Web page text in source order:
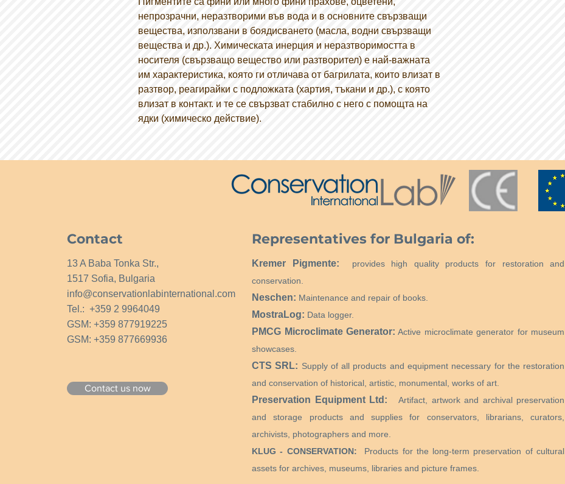
непрозрачни, неразтворими във вода и в основните свързващи
вещества, използвани в боядисването (масла, водни свързващи
вещества и др.). Химическата инерция и неразтворимостта в
носителя (свързващо вещество или разтворител) е най-важната
им характеристика, която ги отличава от багрилата, които влизат в
разтвор, реагирайки с подложката (хартия, тъкани и др.), с която
влизат в контакт. и те се свързват стабилно с него с помощта на
ядки (химическо действие).
Contact
13 A Baba Tonka Str.,
1517 Sofia, Bulgaria
info@conservationlabinternational.com
Tel.: +359 2 9964049
GSM: +359 877919225
GSM: +359 877669936
Contact us now
Representatives for Bulgaria of:
Kremer Pigmente:
provides high quality products for restoration and
conservation.
Neschen: Maintenance and repair of books.
MostraLog: Data logger.
PMCG Microclimate Generator: Active microclimate generator for museum
showcases.
CTS SRL: Supply of all products and equipment necessary for the restoration
and conservation of historical, artistic, monumental, works of art.
Preservation Equipment Ltd:
Artifact, artwork and archival preservation
and storage products and supplies for conservators, librarians, curators,
archivists, photographers and more.
KLUG - CONSERVATION: Products for the long-term preservation of cultural
assets for archives, museums, libraries and picture frames.